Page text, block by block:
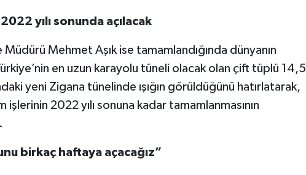
yılı sonunda açılacak
Mehmet Aşık ise tamamlandığında dünyanın
en uzun karayolu tüneli olacak olan çift tüplü 14,5
yeni Zigana tünelinde ışığın görüldüğünü hatırlatarak,
işlerinin 2022 yılı sonuna kadar tamamlanmasının
birkaç haftaya açacağız”